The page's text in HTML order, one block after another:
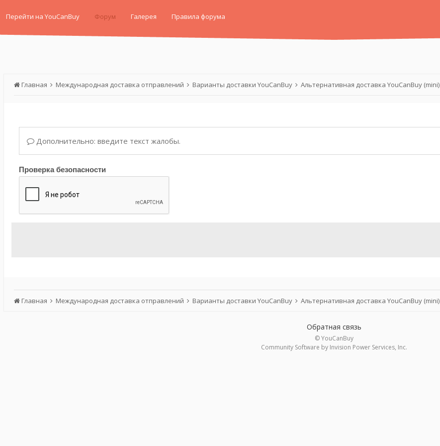
Перейти на YouCanBuy Форум Галерея Правила форума
Главная Международная доставка отправлений Варианты доставки YouCanBuy Альтернативная доставка YouCanBuy (mini)
Дополнительно: введите текст жалобы.
Проверка безопасности
Главная Международная доставка отправлений Варианты доставки YouCanBuy Альтернативная доставка YouCanBuy (mini)
Обратная связь
© YouCanBuy
Community Software by Invision Power Services, Inc.